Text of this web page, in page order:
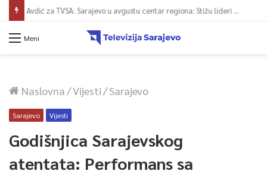
Avdić za TVSA: Sarajevo u avgustu centar regiona: Stižu lideri evropskih gradova
Meni
Naslovna/Vijesti/Sarajevo
Sarajevo Vijesti
Godišnjica Sarajevskog
atentata: Performans sa